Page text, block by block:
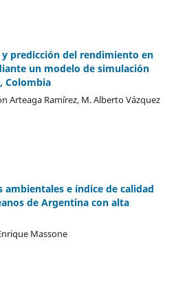
predicción del rendimiento en
un modelo de simulación
Colombia
Arteaga Ramírez, M. Alberto Vázquez
ambientales e índice de calidad
de Argentina con alta
Massone